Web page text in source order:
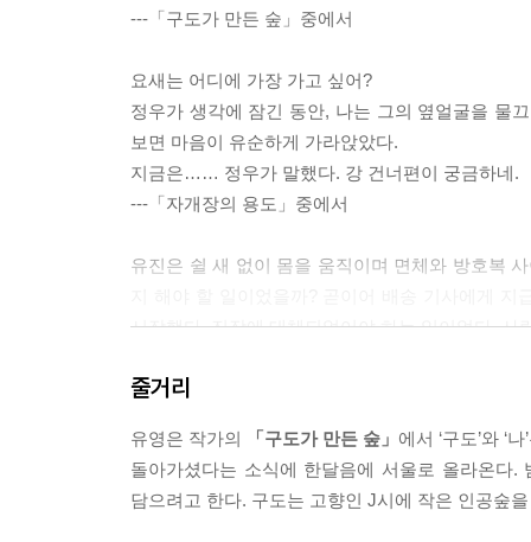
---「구도가 만든 숲」중에서
요새는 어디에 가장 가고 싶어?
정우가 생각에 잠긴 동안, 나는 그의 옆얼굴을 물
보면 마음이 유순하게 가라앉았다.
지금은…… 정우가 말했다. 강 건너편이 궁금하네.
---「자개장의 용도」중에서
유진은 쉴 새 없이 몸을 움직이며 면체와 방호복
시작했다. 진작에 대체되었어야 하는 일이었다. 사
도의 금액이었고, 원래는 미루의 결혼 자금으로
얻어 나가겠다고 고집부렸다. 명식은 마지못해 동
---「시차와 시대착오」중에서
줄거리
유영은 작가의 「구도가 만든 숲」 에서 ‘구도’와 ‘
돌아가셨다는 소식에 한달음에 서울로 올라온다.
담으려고 한다. 구도는 고향인 J시에 작은 인공숲